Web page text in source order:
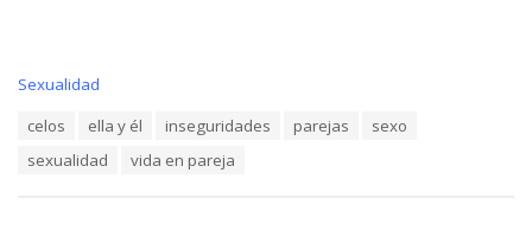
C
Sexualidad
celos ella y él inseguridades parejas
sexo
sexualidad
vida en pareja